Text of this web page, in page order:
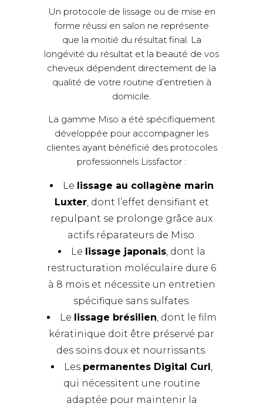
Un protocole de lissage ou de mise en
forme réussi en salon ne représente
que la moitié du résultat final. La
longévité du résultat et la beauté de vos
cheveux dépendent directement de la
qualité de votre routine d’entretien à
domicile.
La gamme Miso a été spécifiquement
développée pour accompagner les
clientes ayant bénéficié des protocoles
professionnels Lissfactor :
Le lissage au collagène marin
Luxter, dont l’effet densifiant et
repulpant se prolonge grâce aux
actifs réparateurs de Miso.
Le lissage japonais, dont la
restructuration moléculaire dure 6
à 8 mois et nécessite un entretien
spécifique sans sulfates.
Le lissage brésilien, dont le film
kératinique doit être préservé par
des soins doux et nourrissants.
Les permanentes Digital Curl ,
qui nécessitent une routine
adaptée pour maintenir la